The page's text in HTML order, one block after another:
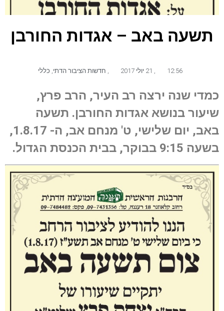
תשעה באב – אגדות החורבן
12:56 חדשות הציבור הדתי כללי
כמדי שנה ירצה רב העיר, הרב פרץ,
שיעור בנושא אגדות החורבן. תשעה
באב, יום שלישי, ט' מנחם אב, ה- 1.8.17,
בשעה 9:15 בבוקר, בבית הכנסת הגדול.